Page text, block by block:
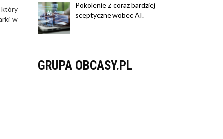
który
w
Pokolenie Z coraz bardziej
sceptyczne wobec AI.
GRUPA OBCASY.PL